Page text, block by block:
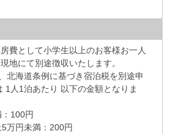
費として小学生以上のお客様お一人
地にて別途徴収いたします。
北海道条例に基づき宿泊税を別途申
1人1泊あたり 以下の金額となりま
100円
万円未満：200円